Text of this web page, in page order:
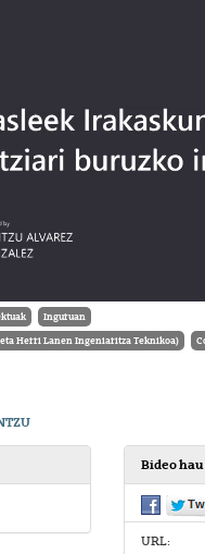
Inguruan
eta Herri Lanen Ingeniaritza Teknikoa)
Bideo
URL: